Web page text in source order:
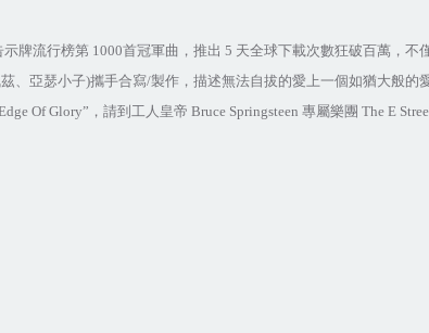
示牌流行榜第 1000首冠軍曲，推出 5 天全球下載次數狂破百萬，不
、亞瑟小子)攜手合寫/製作，描述無法自拔的愛上一個如猶大般的
Of Glory” ，請到工人皇帝 Bruce Springsteen 專屬樂團 The E